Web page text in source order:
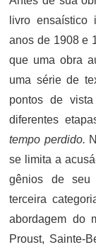
livro ensaístico
anos de 1908 e
que uma obra
uma série de
pontos de
diferentes
tempo perdido.
se limita a
gênios de seu
terceira
abordagem do
Proust, Sainte-